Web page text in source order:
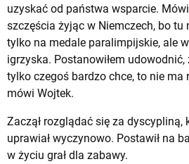
uzyskać od państwa wsparcie.
szczęścia żyjąc w Niemczech, bo tu
tylko na medale paralimpijskie, ale
igrzyska. Postanowiłem
tylko czegoś bardzo chce, to nie ma
mówi Wojtek.
Zaczął rozglądać się za dyscypliną,
uprawiał wyczynowo. Postawił na
w życiu grał dla zabawy.